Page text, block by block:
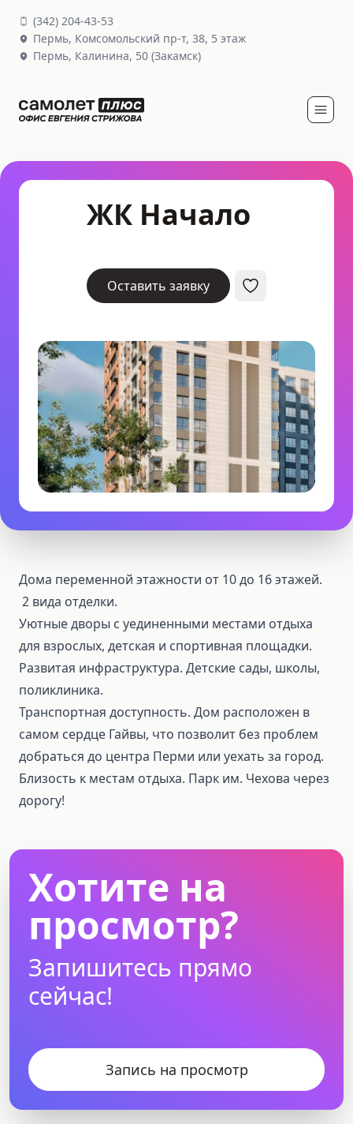
(342) 204-43-53
Пермь, Комсомольский пр-т, 38, 5 этаж
Пермь, Калинина, 50 (Закамск)
ЖК Начало
Оставить заявку
Дома переменной этажности от 10 до 16 этажей.
2 вида отделки.
Уютные дворы с уединенными местами отдыха
для взрослых, детская и спортивная площадки.
Развитая инфраструктура. Детские сады, школы,
поликлиника.
Транспортная доступность. Дом расположен в
самом сердце Гайвы, что позволит без проблем
добраться до центра Перми или уехать за город.
Близость к местам отдыха. Парк им. Чехова через
дорогу!
Хотите на
просмотр?
Запишитесь прямо
сейчас!
Запись на просмотр